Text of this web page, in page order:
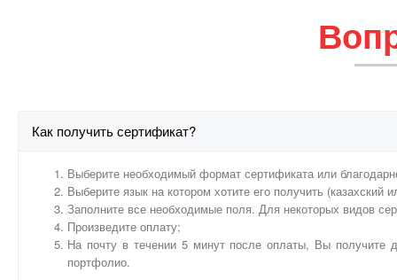
Как получить сертификат?
Выберите необходимый формат сертификата или
Выберите язык на котором хотите его получить (казахский
Заполните все необходимые поля. Для некоторых видов
Произведите оплату;
На почту в течении 5 минут после оплаты, Вы получите
портфолио.